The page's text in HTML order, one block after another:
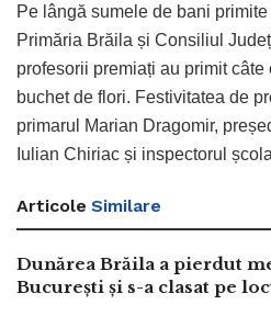
Pe lângă sumele de bani
Primăria Brăila și Consiliul
profesorii premiați au primit câte
buchet de flori. Festivitatea de
primarul Marian Dragomir,
Iulian Chiriac și inspectorul
Articole Similare
Dunărea Brăila a pierdut
București și s-a clasat pe